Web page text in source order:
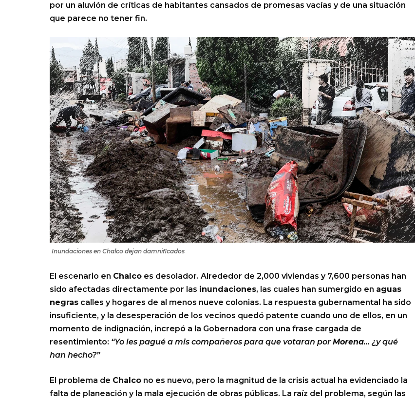
por un aluvión de críticas de habitantes cansados de promesas vacías y de una situación
que parece no tener fin.
Inundaciones en Chalco dejan damnificados
El escenario en Chalco es desolador. Alrededor de 2,000 viviendas y 7,600 personas han
sido afectadas directamente por las inundaciones, las cuales han sumergido en aguas
negras calles y hogares de al menos nueve colonias. La respuesta gubernamental ha sido
insuficiente, y la desesperación de los vecinos quedó patente cuando uno de ellos, en un
momento de indignación, increpó a la Gobernadora con una frase cargada de
resentimiento: “Yo les pagué a mis compañeros para que votaran por Morena… ¿y qué
han hecho?”
El problema de Chalco no es nuevo, pero la magnitud de la crisis actual ha evidenciado la
falta de planeación y la mala ejecución de obras públicas. La raíz del problema, según las